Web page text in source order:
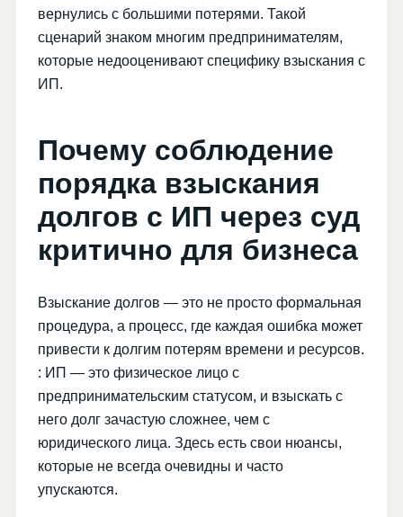
вернулись с большими потерями. Такой
сценарий знаком многим предпринимателям,
которые недооценивают специфику взыскания с
ИП.
Почему соблюдение
порядка взыскания
долгов с ИП через суд
критично для бизнеса
Взыскание долгов — это не просто формальная
процедура, а процесс, где каждая ошибка может
привести к долгим потерям времени и ресурсов.
: ИП — это физическое лицо с
предпринимательским статусом, и взыскать с
него долг зачастую сложнее, чем с
юридического лица. Здесь есть свои нюансы,
которые не всегда очевидны и часто
упускаются.